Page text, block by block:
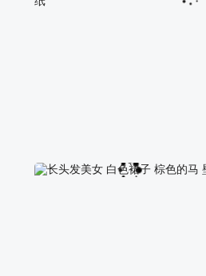
火车，轨道，美女，白色裙子，